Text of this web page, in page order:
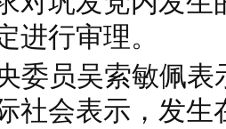
进行审理。
委员吴索敏佩表
社会表示，发